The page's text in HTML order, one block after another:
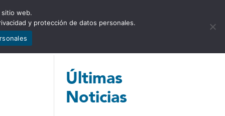
NOTICIAS CONTÁCTENOS
Últimas
Noticias
sitio web.
y protección de datos personales.